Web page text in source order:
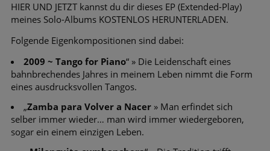
HIER UND JETZT kannst du dir dieses EP (Extended-Play)
meines Solo-Albums KOSTENLOS HERUNTERLADEN.
Folgende Eigenkompositionen sind dabei:
2009 ~ Tango for Piano“ » Die Leidenschaft eines
bahnbrechendes Jahres in meinem Leben nimmt die Form
eines ausdrucksvollen Tangos.
„Zamba para Volver a Nacer» Man erfindet sich
selber immer wieder… man wird immer wiedergeboren,
sogar ein einem einzigen Leben.